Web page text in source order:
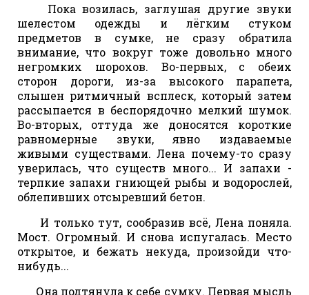
Пока возилась, заглушая другие звуки
шелестом одежды и лёгким стуком
предметов в сумке, не сразу обратила
внимание, что вокруг тоже довольно много
негромких шорохов. Во-первых, с обеих
сторон дороги, из-за высокого парапета,
слышен ритмичный всплеск, который затем
рассыпается в беспорядочно мелкий шумок.
Во-вторых, оттуда же доносятся короткие
равномерные звуки, явно издаваемые
живыми существами. Лена почему-то сразу
уверилась, что существ много... И запахи -
терпкие запахи гниющей рыбы и водорослей,
облепивших отсыревший бетон.
И только тут, сообразив всё, Лена поняла.
Мост. Огромный. И снова испугалась. Место
открытое, и бежать некуда, произойди что-
нибудь...
Она подтянула к себе сумку. Первая мысль